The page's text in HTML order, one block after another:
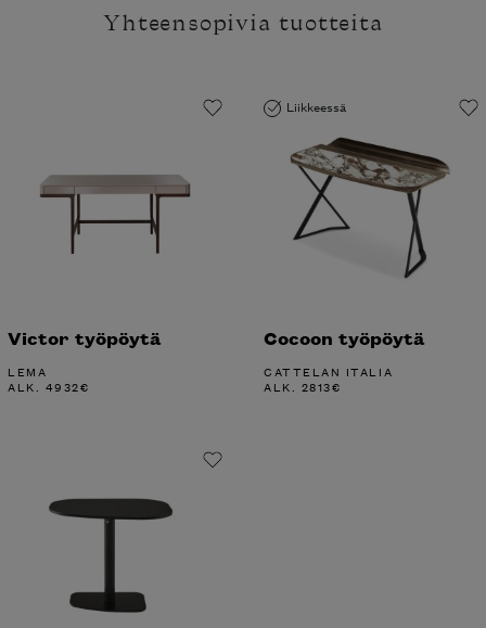
Yhteensopivia tuotteita
Victor työpöytä
LEMA
ALK. 4932€
Liikkeessä
Cocoon työpöytä
CATTELAN ITALIA
ALK. 2813€